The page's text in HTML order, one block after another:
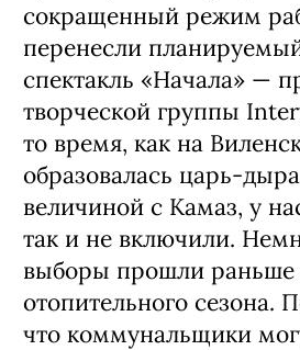
сокращенный режим
перенесли
спектакль «Начала» —
творческой группы
то время, как на
образовалась царь-
величиной с Камаз, у
так и не включили.
выборы прошли раньше
отопительного сезона.
что коммунальщики